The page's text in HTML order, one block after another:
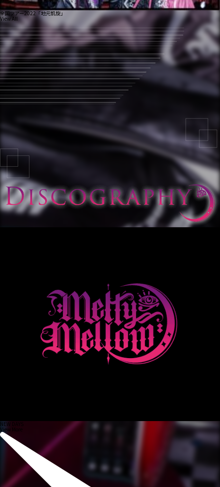
全国ツアー2022「地元凱旋」
View All
NEW DAYS
View More